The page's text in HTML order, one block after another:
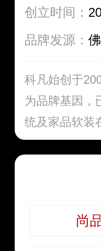
创立时间：
品牌发源：
科凡始创于
为品牌基因，
统及家品软装
尚